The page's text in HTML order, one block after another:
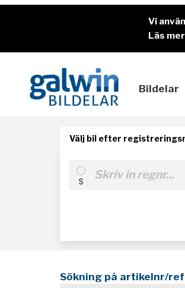
Vi
Läs
Bildelar
Välj bil efter
Sökning på artikelnr/